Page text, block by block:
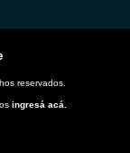
reservados.
ingresá acá.